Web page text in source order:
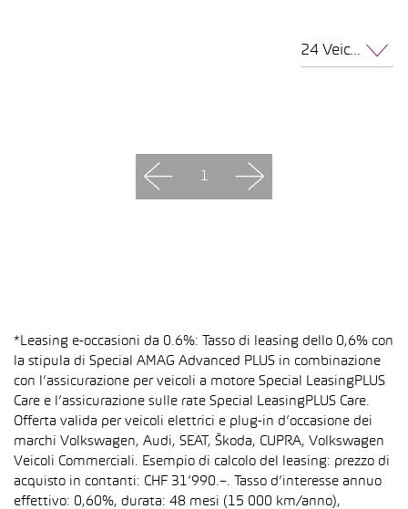
24 Veicoli per pagina
1
*Leasing e-occasioni da 0.6%: Tasso di leasing dello 0,6% con
la stipula di Special AMAG Advanced PLUS in combinazione
con l’assicurazione per veicoli a motore Special LeasingPLUS
Care e l’assicurazione sulle rate Special LeasingPLUS Care.
Offerta valida per veicoli elettrici e plug-in d’occasione dei
marchi Volkswagen, Audi, SEAT, Škoda, CUPRA, Volkswagen
Veicoli Commerciali. Esempio di calcolo del leasing: prezzo di
acquisto in contanti: CHF 31’990.–. Tasso d’interesse annuo
effettivo: 0,60%, durata: 48 mesi (15 000 km/anno),